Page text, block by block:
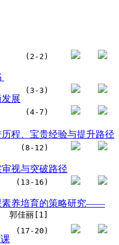
(2-2)
(3-3)
展
(4-7)
程、宝贵经验与提升路径
(8-12)
视与突破路径
(13-16)
素养培育的策略研究——
郭佳丽[1]
(17-20)